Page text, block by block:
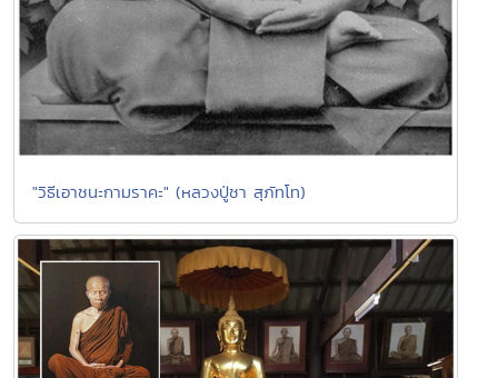
"วิธีเอาชนะกามราคะ" (หลวงปู่ชา สุภัทโท)